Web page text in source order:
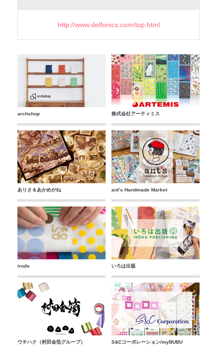
http://www.delfonics.com/top.html
archshop 株式会社アーティミス
ありさ＆あかめがね ant’s Handmade Market
irodo いろは出版
ウチハク（村田金箔グループ） S&Cコーポレーション/myBUBU